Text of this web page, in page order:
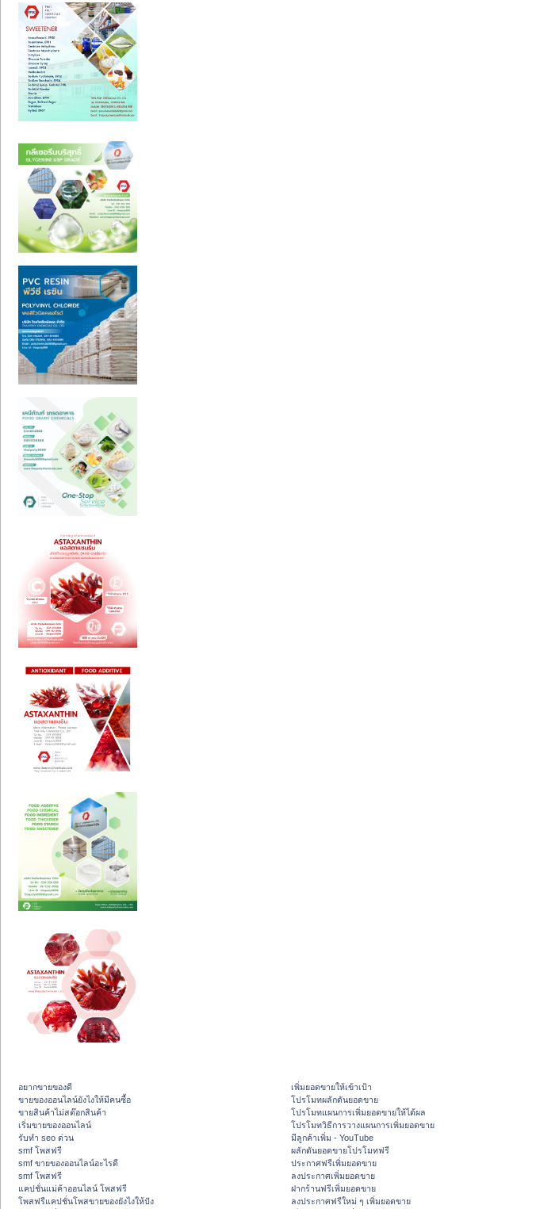
อยากขายของดี
ขายของออนไลน์ยังไงให้มีคนซื้อ
ขายสินค้าไม่สต๊อกสินค้า
เริ่มขายของออนไลน์
รับทำ seo ด่วน
smf โพสฟรี
smf ขายของออนไลน์อะไรดี
smf โพสฟรี
แคปชั่นแม่ค้าออนไลน์ โพสฟรี
โพสฟรีแคปชั่นโพสขายของยังไงให้ปัง
เพิ่มยอดขายให้เข้าเป้า
โปรโมทผลักดันยอดขาย
โปรโมทแผนการเพิ่มยอดขายให้ได้ผล
โปรโมทวิธีการวางแผนการเพิ่มยอดขาย
มีลูกค้าเพิ่ม - YouTube
ผลักดันยอดขายโปรโมทฟรี
ประกาศฟรีเพิ่มยอดขาย
ลงประกาศเพิ่มยอดขาย
ฝากร้านฟรีเพิ่มยอดขาย
ลงประกาศฟรีใหม่ ๆ เพิ่มยอดขาย